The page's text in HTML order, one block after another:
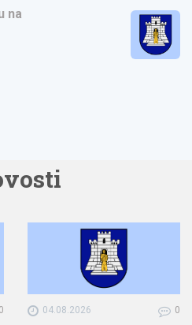
na
0 04.08.2026 0